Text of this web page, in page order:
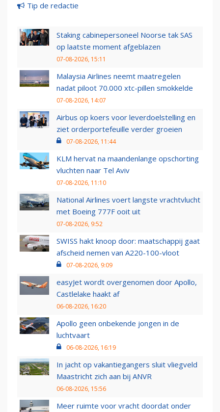
Tip de redactie
Staking cabinepersoneel Noorse tak SAS
op laatste moment afgeblazen
07-08-2026, 15:11
Malaysia Airlines neemt maatregelen
nadat piloot 70.000 xtc-pillen smokkelde
07-08-2026, 14:07
Airbus op koers voor leverdoelstelling en
ziet orderportefeuille verder groeien
07-08-2026, 11:44
KLM hervat na maandenlange opschorting
vluchten naar Tel Aviv
07-08-2026, 11:10
National Airlines voert langste vrachtvlucht
met Boeing 777F ooit uit
07-08-2026, 9:52
SWISS hakt knoop door: maatschappij gaat
afscheid nemen van A220-100-vloot
07-08-2026, 9:09
easyJet wordt overgenomen door Apollo,
Castlelake haakt af
06-08-2026, 16:20
Apollo geen onbekende jongen in de
luchtvaart
06-08-2026, 16:19
In jacht op vakantiegangers sluit vliegveld
Maastricht zich aan bij ANVR
06-08-2026, 15:56
Meer ruimte voor vracht doordat onder